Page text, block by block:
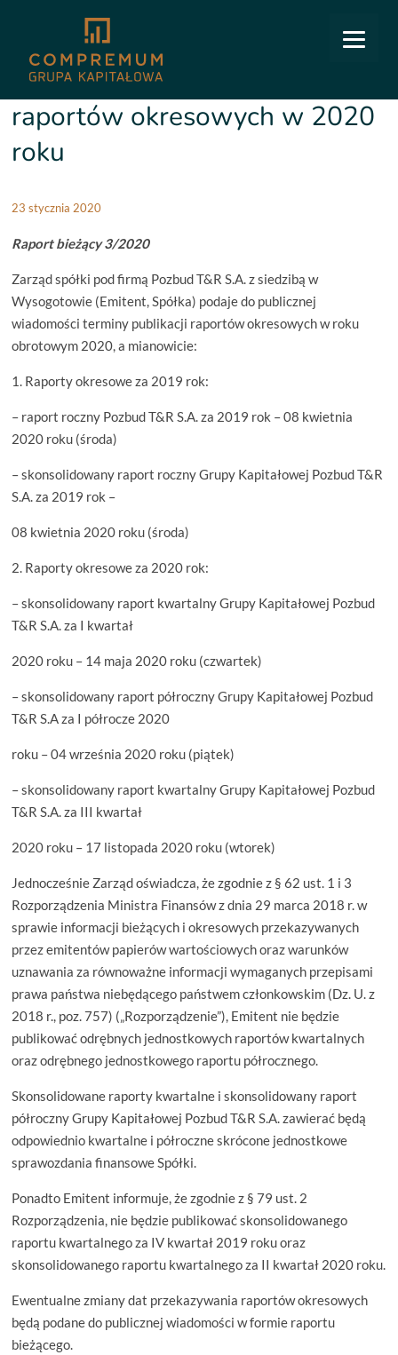
Relacje inwestorskie
okresowych w 2020 roku
3/2020 Terminy publikacji
raportów okresowych w 2020
roku
23 stycznia 2020
Raport bieżący 3/2020
Zarząd spółki pod firmą Pozbud T&R S.A. z siedzibą w
Wysogotowie (Emitent, Spółka) podaje do publicznej
wiadomości terminy publikacji raportów okresowych w roku
obrotowym 2020, a mianowicie:
1. Raporty okresowe za 2019 rok:
– raport roczny Pozbud T&R S.A. za 2019 rok – 08 kwietnia
2020 roku (środa)
– skonsolidowany raport roczny Grupy Kapitałowej Pozbud T&R
S.A. za 2019 rok –
08 kwietnia 2020 roku (środa)
2. Raporty okresowe za 2020 rok:
– skonsolidowany raport kwartalny Grupy Kapitałowej Pozbud
T&R S.A. za I kwartał
2020 roku – 14 maja 2020 roku (czwartek)
– skonsolidowany raport półroczny Grupy Kapitałowej Pozbud
T&R S.A za I półrocze 2020
roku – 04 września 2020 roku (piątek)
– skonsolidowany raport kwartalny Grupy Kapitałowej Pozbud
T&R S.A. za III kwartał
2020 roku – 17 listopada 2020 roku (wtorek)
Jednocześnie Zarząd oświadcza, że zgodnie z § 62 ust. 1 i 3
Rozporządzenia Ministra Finansów z dnia 29 marca 2018 r. w
sprawie informacji bieżących i okresowych przekazywanych
przez emitentów papierów wartościowych oraz warunków
uznawania za równoważne informacji wymaganych przepisami
prawa państwa niebędącego państwem członkowskim (Dz. U. z
2018 r., poz. 757) („Rozporządzenie”), Emitent nie będzie
publikować odrębnych jednostkowych raportów kwartalnych
oraz odrębnego jednostkowego raportu półrocznego.
Skonsolidowane raporty kwartalne i skonsolidowany raport
półroczny Grupy Kapitałowej Pozbud T&R S.A. zawierać będą
odpowiednio kwartalne i półroczne skrócone jednostkowe
sprawozdania finansowe Spółki.
Ponadto Emitent informuje, że zgodnie z § 79 ust. 2
Rozporządzenia, nie będzie publikować skonsolidowanego
raportu kwartalnego za IV kwartał 2019 roku oraz
skonsolidowanego raportu kwartalnego za II kwartał 2020 roku.
Ewentualne zmiany dat przekazywania raportów okresowych
będą podane do publicznej wiadomości w formie raportu
bieżącego.